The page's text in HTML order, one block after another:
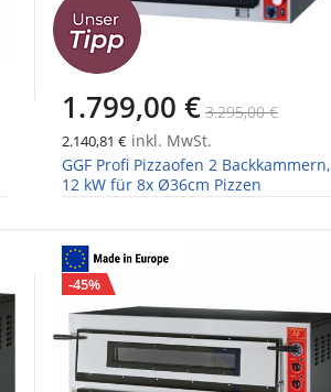
1.799,00 € 3.295,00 €
2.140,81 €inkl. MwSt.
GGF Profi Pizzaofen 2 Backkammern,
12 kW für 8x Ø36cm Pizzen
-45%